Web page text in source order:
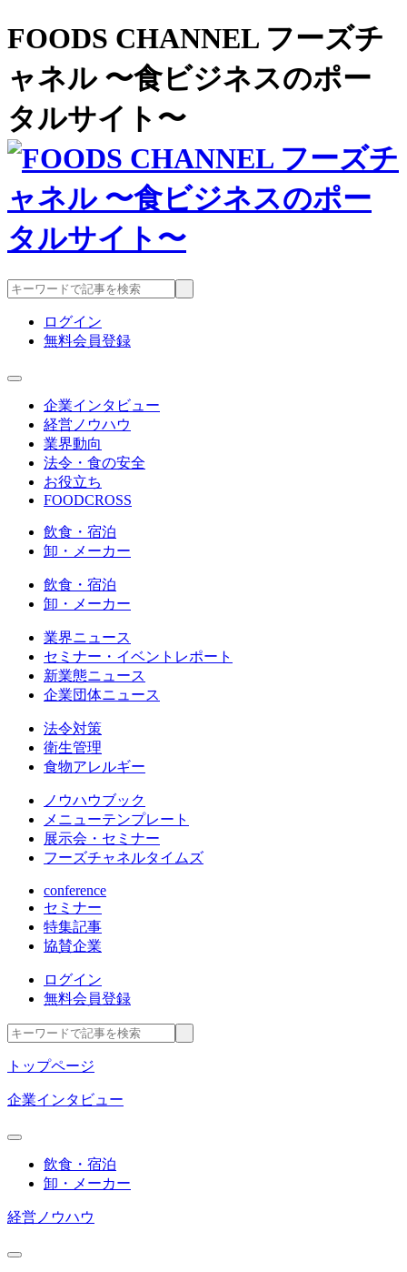
FOODS CHANNEL フーズチ
ャネル 〜食ビジネスのポー
タルサイト〜
ログイン
無料会員登録
企業インタビュー
経営ノウハウ
業界動向
法令・食の安全
お役立ち
FOODCROSS
飲食・宿泊
卸・メーカー
飲食・宿泊
卸・メーカー
業界ニュース
セミナー・イベントレポート
新業態ニュース
企業団体ニュース
法令対策
衛生管理
食物アレルギー
ノウハウブック
メニューテンプレート
展示会・セミナー
フーズチャネルタイムズ
conference
セミナー
特集記事
協賛企業
ログイン
無料会員登録
トップページ
企業インタビュー
飲食・宿泊
卸・メーカー
経営ノウハウ